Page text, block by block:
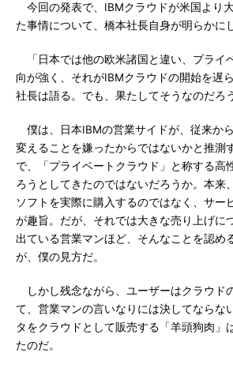
今回の発表で、IBMクラウドが米国より
た事情について、橋本社長自身が明らかに
「日本では他の欧米諸国と違い、プライ
向が強く、それがIBMクラウドの開始を遅
社長は語る。でも、果たしてそうなのだろ
僕は、日本IBMの営業サイドが、従来か
変えることを嫌ったからではないかと推測
で、「プライベートクラウド」と称する高
ろうとしてきたのではないだろうか。本来
ソフトを実際に購入するのではなく、サー
が趣旨。だが、それでは大きな売り上げに
出ている営業マンほど、そんなことを認め
が、僕の見方だ。
しかし残念ながら、ユーザーはクラウド
て、営業マンの言いなりには決してならな
タをクラウドとして販売する「羊頭狗肉」
たのだ。